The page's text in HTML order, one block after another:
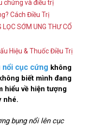
chứng và điều trị
Cách Điều Trị
SỚM UNG THƯ CỔ
Hiệu & Thuốc Điều Trị
nổi cục cứng không
biết mình đang
hiểu về hiện tượng
nhé.
bụng nổi lên cục